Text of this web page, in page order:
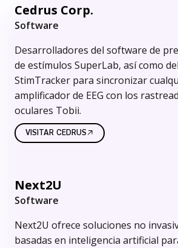
Cedrus Corp.
Software
Desarrolladores del software de
de estímulos SuperLab, así como
StimTracker para sincronizar
amplificador de EEG con los
oculares Tobii.
VISITAR CEDRUS
Next2U
Software
Next2U ofrece soluciones no
basadas en inteligencia artificial